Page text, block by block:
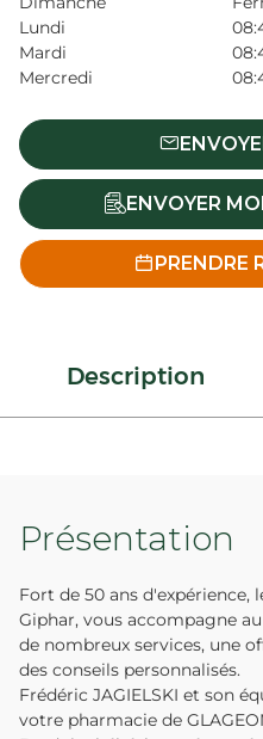
Lundi
Mardi
Mercredi
ENVOYER
PRENDRE
Description
Présentation
Fort de 50 ans d'expérience,
Giphar, vous accompagne
de nombreux services, une
des conseils personnalisés.
Frédéric JAGIELSKI et son
votre pharmacie de